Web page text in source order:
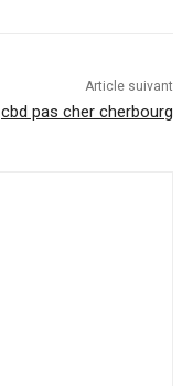
Article suivant
cbd pas cher cherbourg